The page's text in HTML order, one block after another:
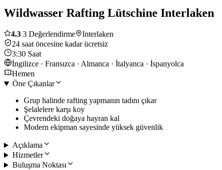
Wildwasser Rafting Lütschine Interlaken
4.3 3 Değerlendirme
Interlaken
24 saat öncesine kadar ücretsiz
3:30 Saat
İngilizce · Fransızca · Almanca · İtalyanca · İspanyolca
Hemen
Öne Çıkanlar
Grup halinde rafting yapmanın tadını çıkar
Şelalelere karşı koy
Çevrendeki doğaya hayran kal
Modern ekipman sayesinde yüksek güvenlik
Açıklama
Hizmetler
Buluşma Noktası